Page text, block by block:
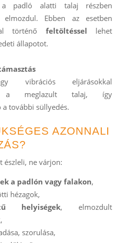
padló alatti talaj részben
elmozdul. Ebben az esetben
történő feltöltéssel lehet
állapotot.
vibrációs eljárásokkal
a meglazult talaj, így
további süllyedés.
AZONNALI
észleli, ne várjon:
a padlón vagy falakon,
hézagok,
helyiségek, elmozdult
szorulása,